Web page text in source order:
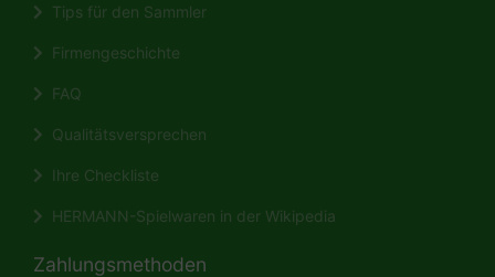
Tips für den Sammler
Firmengeschichte
FAQ
Qualitätsversprechen
Ihre Checkliste
HERMANN-Spielwaren in der Wikipedia
Zahlungsmethoden